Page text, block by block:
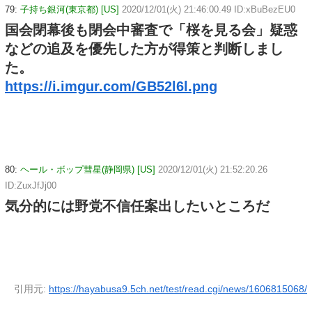
79: 子持ち銀河(東京都) [US] 2020/12/01(火) 21:46:00.49 ID:xBuBezEU0
国会閉幕後も閉会中審査で「桜を見る会」疑惑
などの追及を優先した方が得策と判断しまし
た。
https://i.imgur.com/GB52l6l.png
80: ヘール・ボップ彗星(静岡県) [US] 2020/12/01(火) 21:52:20.26
ID:ZuxJfJj00
気分的には野党不信任案出したいところだ
引用元: https://hayabusa9.5ch.net/test/read.cgi/news/1606815068/